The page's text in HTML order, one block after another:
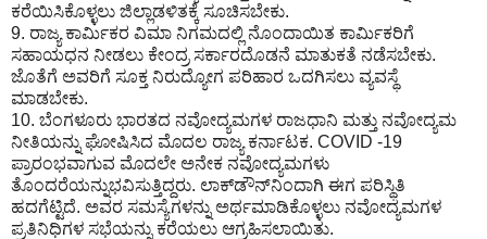
ಕರೆಯಿಸಿಕೊಳ್ಳಲು ಜಿಲ್ಲಾಡಳಿತಕ್ಕೆ ಸೂಚಿಸಬೇಕು.
9. ರಾಜ್ಯ ಕಾರ್ಮಿಕರ ವಿಮಾ ನಿಗಮದಲ್ಲಿ ನೊಂದಾಯಿತ ಕಾರ್ಮಿಕರಿಗೆ
ಸಹಾಯಧನ ನೀಡಲು ಕೇಂದ್ರ ಸರ್ಕಾರದೊಡನೆ ಮಾತುಕತೆ ನಡೆಸಬೇಕು.
ಜೊತೆಗೆ ಅವರಿಗೆ ಸೂಕ್ತ ನಿರುದ್ಯೋಗ ಪರಿಹಾರ ಒದಗಿಸಲು ವ್ಯವಸ್ಥೆ
ಮಾಡಬೇಕು.
10. ಬೆಂಗಳೂರು ಭಾರತದ ನವೋದ್ಯಮಗಳ ರಾಜಧಾನಿ ಮತ್ತು ನವೋದ್ಯಮ
ನೀತಿಯನ್ನು ಘೋಷಿಸಿದ ಮೊದಲ ರಾಜ್ಯ ಕರ್ನಾಟಕ. COVID -19
ಪ್ರಾರಂಭವಾಗುವ ಮೊದಲೇ ಅನೇಕ ನವೋದ್ಯಮಗಳು
ತೊಂದರೆಯನ್ನುಭವಿಸುತ್ತಿದ್ದರು. ಲಾಕ್‌ಡೌನ್‌ನಿಂದಾಗಿ ಈಗ ಪರಿಸ್ಥಿತಿ
ಹದಗೆಟ್ಟಿದೆ. ಅವರ ಸಮಸ್ಯೆಗಳನ್ನು ಅರ್ಥಮಾಡಿಕೊಳ್ಳಲು ನವೋದ್ಯಮಗಳ
ಪ್ರತಿನಿಧಿಗಳ ಸಭೆಯನ್ನು ಕರೆಯಲು ಆಗ್ರಹಿಸಲಾಯಿತು.